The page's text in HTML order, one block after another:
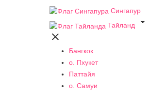
Сингапур
Тайланд


Бангкок
о. Пхукет
Паттайя
о. Самуи